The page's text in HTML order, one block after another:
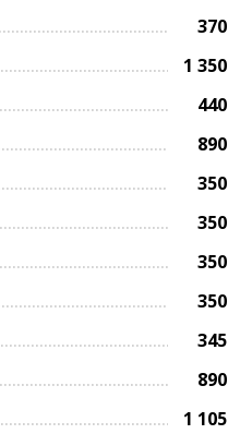
370
1 350
440
890
350
350
350
350
345
890
1 105